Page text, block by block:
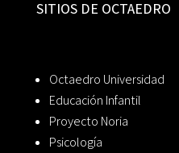
SITIOS DE OCTAEDRO
Octaedro Universidad
Educación Infantil
Proyecto Noria
Psicología